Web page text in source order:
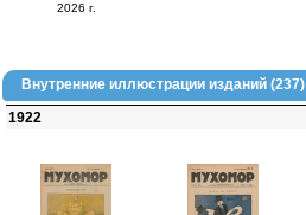
2026 г.
Внутренние иллюстрации изданий (237)
1922